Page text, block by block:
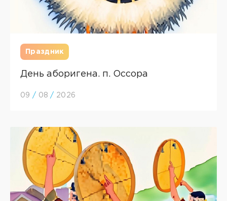
Праздник
День аборигена. п. Оссора
09 / 08 / 2026